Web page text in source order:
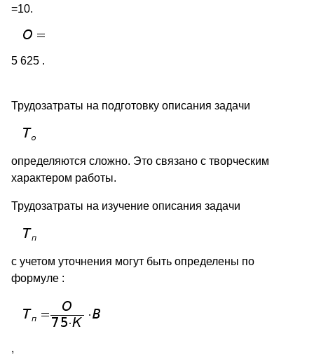
=10.
5 625 .
Трудозатраты на подготовку описания задачи
определяются сложно. Это связано с творческим
характером работы.
Трудозатраты на изучение описания задачи
с учетом уточнения могут быть определены по
формуле :
,